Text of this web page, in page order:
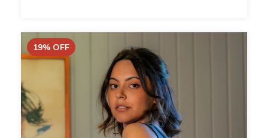
19% OFF